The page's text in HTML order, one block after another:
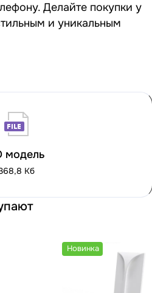
Делайте покупки у
и уникальным
модель
Кб
Новинка